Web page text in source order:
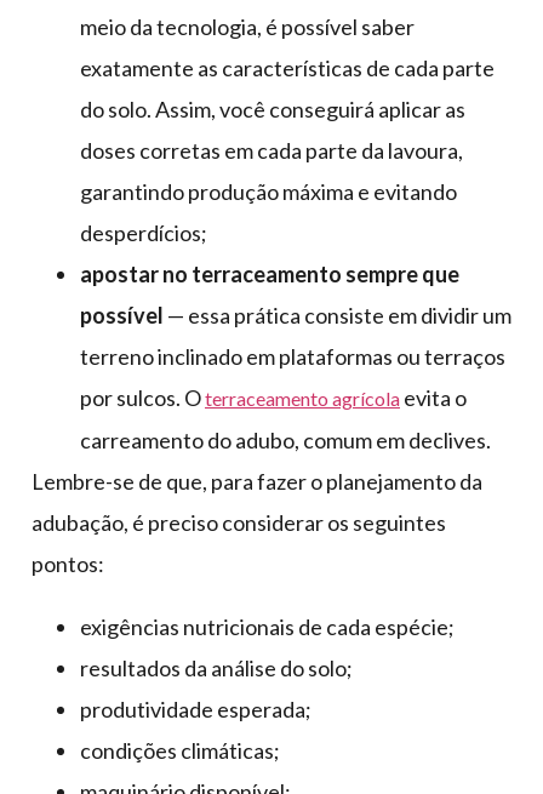
meio da tecnologia, é possível saber
exatamente as características de cada parte
do solo. Assim, você conseguirá aplicar as
doses corretas em cada parte da lavoura,
garantindo produção máxima e evitando
desperdícios;
apostar no terraceamento sempre que
possível — essa prática consiste em dividir um
terreno inclinado em plataformas ou terraços
por sulcos. Oterraceamento agrícola evita o
carreamento do adubo, comum em declives.
Lembre-se de que, para fazer o planejamento da
adubação, é preciso considerar os seguintes
pontos:
exigências nutricionais de cada espécie;
resultados da análise do solo;
produtividade esperada;
condições climáticas;